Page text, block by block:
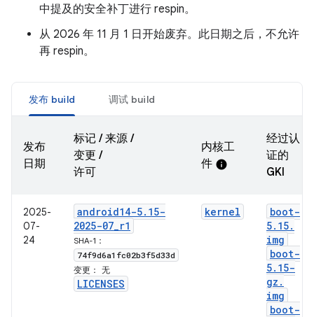
中提及的安全补丁进行 respin。
从 2026 年 11 月 1 日开始废弃。此日期之后，不允许
再 respin。
发布 build 调试 build
发布
日期
标记 / 来源 /
变更 /
许可
内核工
件 info
经过认
证的
GKI
2025-
07-
24
android14-5. 15-
2025-07_r1
SHA-1：
74f9d6a1fc02b3f5d33d
变更： 无
LICENSES
kernel
boot-
5. 15.
img
boot-
5. 15-
gz .
img
boot-